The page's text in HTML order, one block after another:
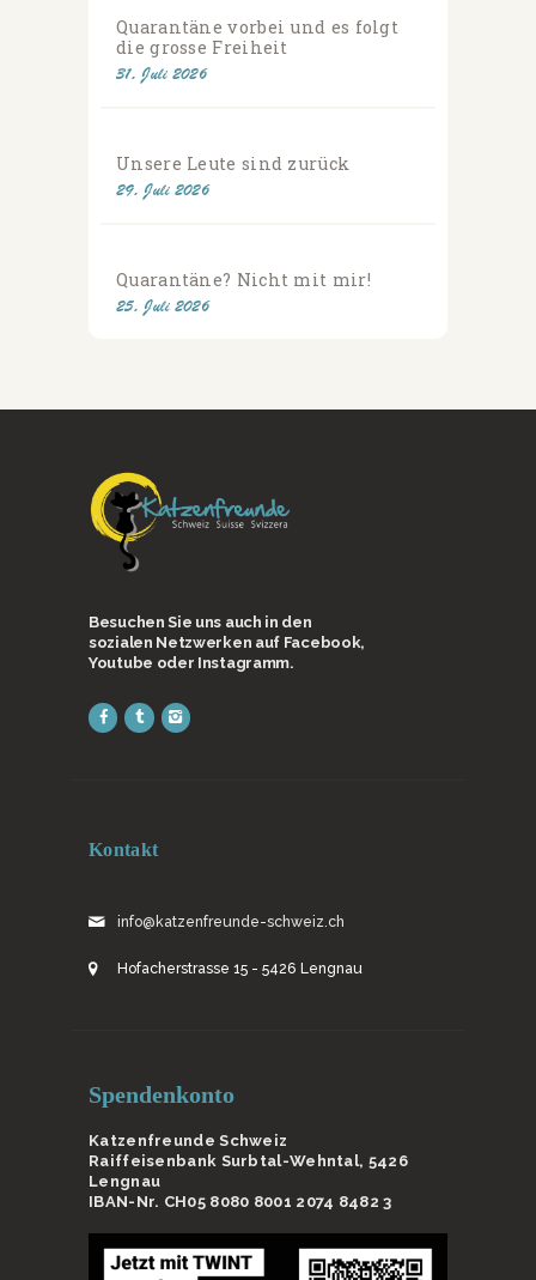
Quarantäne vorbei und es folgt
die grosse Freiheit
31. Juli 2026
Unsere Leute sind zurück
29. Juli 2026
Quarantäne? Nicht mit mir!
25. Juli 2026
Besuchen Sie uns auch in den
sozialen Netzwerken auf Facebook,
Youtube oder Instagramm.
Kontakt
info@katzenfreunde-schweiz.ch
Hofacherstrasse 15 - 5426 Lengnau
Spendenkonto
Katzenfreunde Schweiz
Raiffeisenbank Surbtal-Wehntal, 5426
Lengnau
IBAN-Nr. CH05 8080 8001 2074 8482 3